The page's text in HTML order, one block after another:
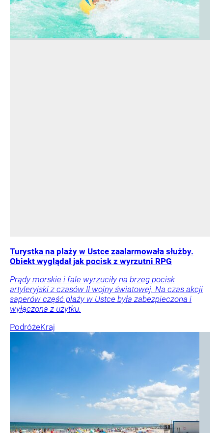
Turystka na plaży w Ustce zaalarmowała służby.
Obiekt wyglądał jak pocisk z wyrzutni RPG
Prądy morskie i fale wyrzuciły na brzeg pocisk
artyleryjski z czasów II wojny światowej. Na czas akcji
saperów część plaży w Ustce była zabezpieczona i
wyłączona z użytku.
PodróżeKraj